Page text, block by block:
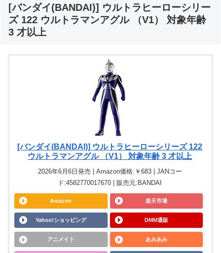
[バンダイ(BANDAI)] ウルトラヒーローシリー
ズ 122 ウルトラマンアグル （V1） 対象年齢
3 才以上
[バンダイ(BANDAI)] ウルトラヒーローシリーズ 122
ウルトラマンアグル （V1） 対象年齢 3 才以上
2026年6月6日発売 | Amazon価格:￥683 | JANコー
ド:4582770017670 | 販売元:BANDAI
Amazon 楽天市場
Yahoo!ショッピング DMM通販
アニメイト あみあみ